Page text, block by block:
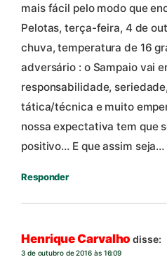
mais fácil pelo modo que
Pelotas, terça-feira, 4 de
chuva, temperatura de 16
adversário : o Sampaio vai
responsabilidade,
tática/técnica e muito
nossa expectativa tem que
positivo… E que assim seja…
Responder
Henrique Carvalho disse:
3 de outubro de 2016 às 16:09